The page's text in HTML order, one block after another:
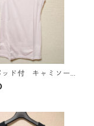
ッド付 キャミソー
イトピンク KAE-